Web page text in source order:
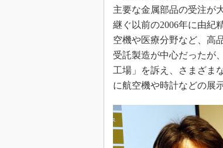
主要な金属部品の受注が
継ぐ以前の2006年に由紀
空機や医療分野など、高
受託製造が中心だったが
工場」を訴え、さまざま
に航空機や時計などの展